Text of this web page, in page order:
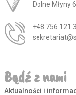
Dolne Młyny
+48 756 121
Bądź z nami
Aktualności i